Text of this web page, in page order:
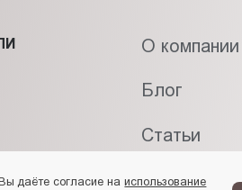
О компании
Блог
Статьи
Контакты
даёте согласие наиспользование